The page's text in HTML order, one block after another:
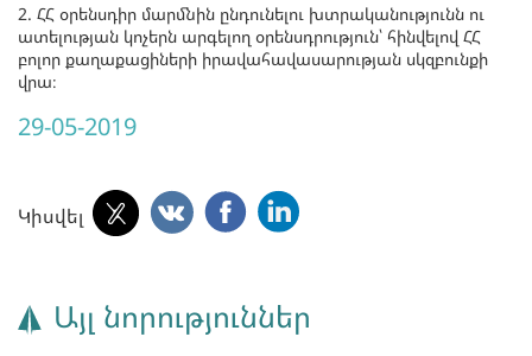
2. ՀՀ օրենսդիր մարմնին ընդունելու խտրականությունն ու
ատելության կոչերն արգելող օրենսդրություն՝ հինվելով ՀՀ
բոլոր քաղաքացիների իրավահավասարության սկզբունքի
վրա։
29-05-2019
Կիսվել
Այլ նորություններ